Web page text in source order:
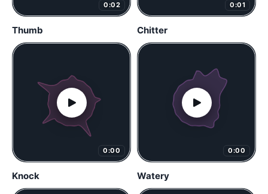
0:02
Thumb
0:01
Chitter
0:00
Knock
0:00
Watery